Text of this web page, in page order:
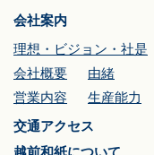
会社案内
理想・ビジョン・社是
会社概要
由緒
営業内容
生産能力
交通アクセス